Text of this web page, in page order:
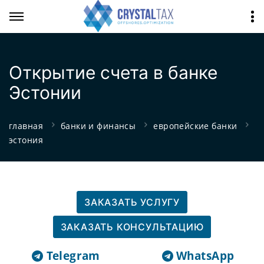
Открытие счета в банке
Эстонии
главная банки и финансы
европейские банки
эстония
ЗАКАЗАТЬ УСЛУГУ
ЗАКАЗАТЬ КОНСУЛЬТАЦИЮ
Telegram WhatsApp